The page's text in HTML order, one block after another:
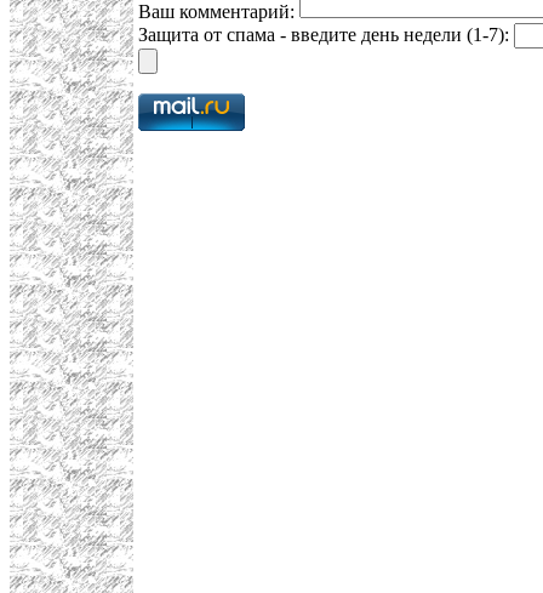
Ваш комментарий:
Защита от спама - введите день недели (1-7):